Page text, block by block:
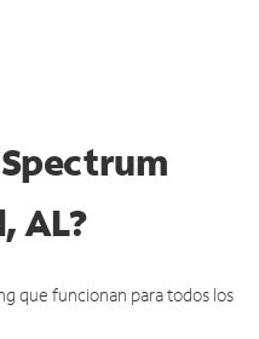
AL?
que funcionan para todos los